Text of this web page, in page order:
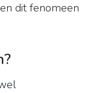
dit fenomeen